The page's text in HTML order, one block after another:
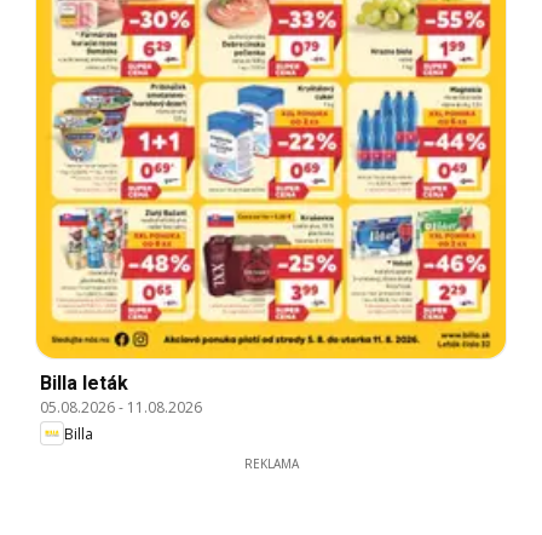
Billa leták
05.08.2026- 11.08.2026
Billa
REKLAMA